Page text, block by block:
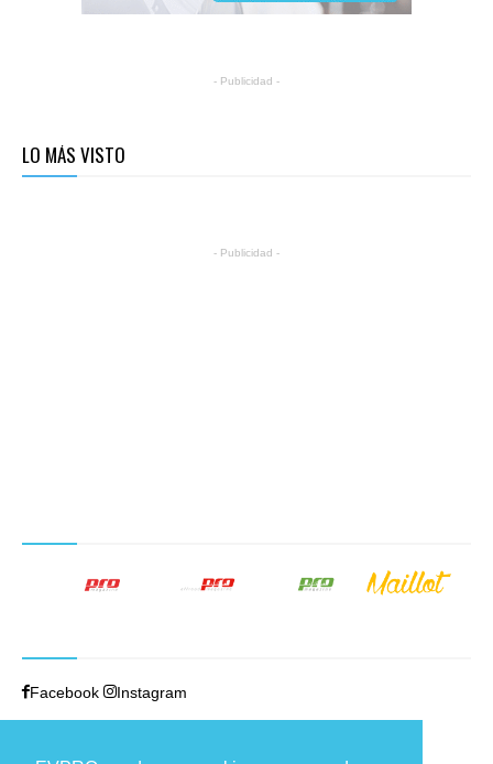
- Publicidad -
LO MÁS VISTO
- Publicidad -
Facebook Instagram
TRABAJAMOS EN